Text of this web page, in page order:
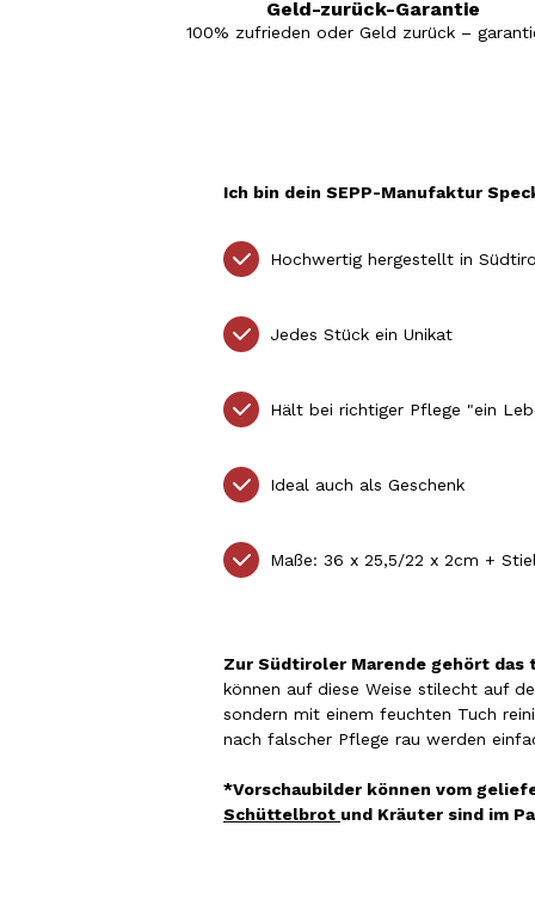
Geld-zurück-Garantie
100% zufrieden oder Geld zurück –
Ich bin dein SEPP-Manufaktur
Hochwertig hergestellt in
Jedes Stück ein Unikat
Hält bei richtiger Pflege "ein
Ideal auch als Geschenk
Maße: 36 x 25,5/22 x 2cm +
Zur Südtiroler Marende gehört
können auf diese Weise stilecht auf
sondern mit einem feuchten Tuch
nach falscher Pflege rau werden
*Vorschaubilder können vom
Schüttelbrot und Kräuter sind im